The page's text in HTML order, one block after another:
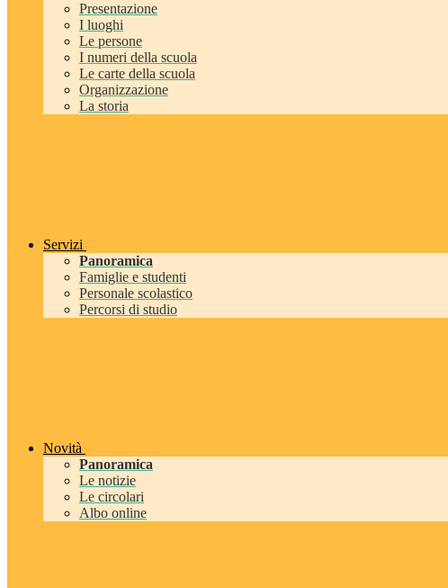
Presentazione
I luoghi
Le persone
I numeri della scuola
Le carte della scuola
Organizzazione
La storia
Servizi
Panoramica
Famiglie e studenti
Personale scolastico
Percorsi di studio
Novità
Panoramica
Le notizie
Le circolari
Albo online